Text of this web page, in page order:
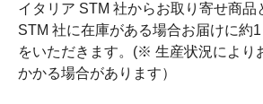
イタリア STM 社からお取り寄せ商品
STM 社に在庫がある場合お届けに約
をいただきます。(※ 生産状況により
かかる場合があります）